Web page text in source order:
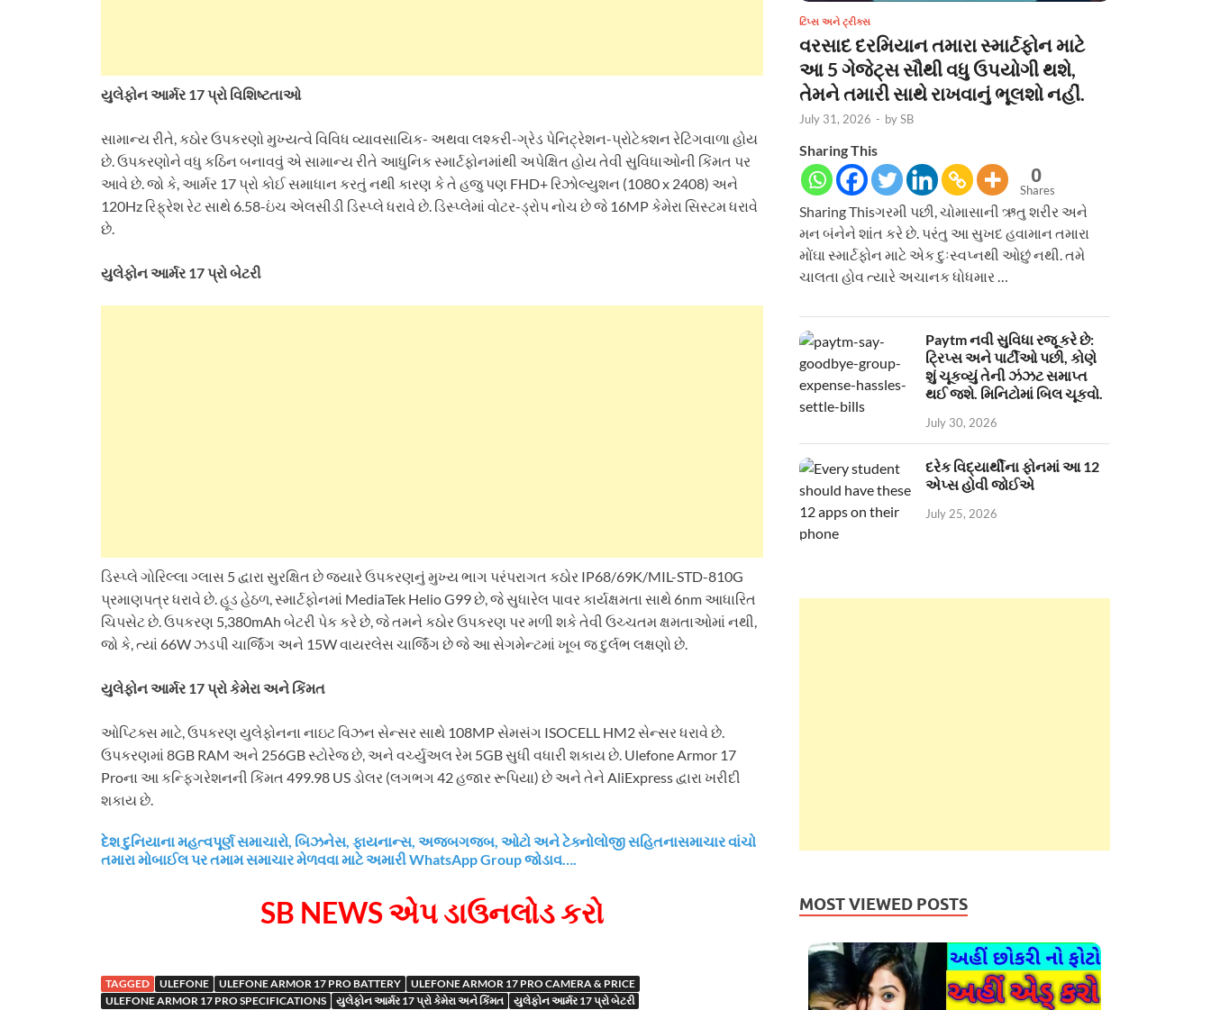
યુલેફોન આર્મર 17 પ્રો વિશિષ્ટતાઓ
સામાન્ય રીતે, કઠોર ઉપકરણો મુખ્યત્વે વિવિધ વ્યાવસાયિક- અથવા લશ્કરી-ગ્રેડ પેનિટ્રેશન-પ્રોટેક્શન રેટિંગવાળા હોય
છે. ઉપકરણોને વધુ કઠિન બનાવવું એ સામાન્ય રીતે આધુનિક સ્માર્ટફોનમાંથી અપેક્ષિત હોય તેવી સુવિધાઓની કિંમત પર
આવે છે. જો કે, આર્મર 17 પ્રો કોઈ સમાધાન કરતું નથી કારણ કે તે હજુ પણ FHD+ રિઝોલ્યુશન (1080 x 2408) અને
120Hz રિફ્રેશ રેટ સાથે 6.58-ઇંચ એલસીડી ડિસ્પ્લે ધરાવે છે. ડિસ્પ્લેમાં વોટર-ડ્રોપ નોચ છે જે 16MP કેમેરા સિસ્ટમ ધરાવે
છે.
યુલેફોન આર્મર 17 પ્રો બેટરી
ડિસ્પ્લે ગોરિલ્લા ગ્લાસ 5 દ્વારા સુરક્ષિત છે જ્યારે ઉપકરણનું મુખ્ય ભાગ પરંપરાગત કઠોર IP68/69K/MIL-STD-810G
પ્રમાણપત્ર ધરાવે છે. હૂડ હેઠળ, સ્માર્ટફોનમાં MediaTek Helio G99 છે, જે સુધારેલ પાવર કાર્યક્ષમતા સાથે 6nm આધારિત
ચિપસેટ છે. ઉપકરણ 5,380mAh બેટરી પેક કરે છે, જે તમને કઠોર ઉપકરણ પર મળી શકે તેવી ઉચ્ચતમ ક્ષમતાઓમાં નથી,
જો કે, ત્યાં 66W ઝડપી ચાર્જિંગ અને 15W વાયરલેસ ચાર્જિંગ છે જે આ સેગમેન્ટમાં ખૂબ જ દુર્લભ લક્ષણો છે.
યુલેફોન આર્મર 17 પ્રો કેમેરા અને કિંમત
ઓપ્ટિક્સ માટે, ઉપકરણ યુલેફોનના નાઇટ વિઝન સેન્સર સાથે 108MP સેમસંગ ISOCELL HM2 સેન્સર ધરાવે છે.
ઉપકરણમાં 8GB RAM અને 256GB સ્ટોરેજ છે, અને વર્ચ્યુઅલ રેમ 5GB સુધી વધારી શકાય છે. Ulefone Armor 17
Proના આ કન્ફિગરેશનની કિંમત 499.98 US ડોલર (લગભગ 42 હજાર રૂપિયા) છે અને તેને AliExpress દ્વારા ખરીદી
શકાય છે.
દેશ દુનિયાના મહત્વપૂર્ણ સમાચારો, બિઝનેસ, ફાયનાન્સ, અજબગજબ, ઓટો અને ટેક્નોલોજી સહિતનાસમાચાર વાંચો
તમારા મોબાઈલ પર તમામ સમાચાર મેળવવા માટે અમારી WhatsApp Group જોડાવ….
SB NEWS એપ ડાઉનલોડ કરો
TAGGED ULEFONE ULEFONE ARMOR 17 PRO BATTERY
ULEFONE ARMOR 17 PRO CAMERA & PRICE
ULEFONE ARMOR 17 PRO SPECIFICATIONS
યુલેફોન આર્મર 17 પ્રો કેમેરા અને કિંમત
યુલેફોન આર્મર 17 પ્રો બેટરી
ટિપ્સ અને ટ્રીક્સ
વરસાદ દરમિયાન તમારા સ્માર્ટફોન માટે
આ 5 ગેજેટ્સ સૌથી વધુ ઉપયોગી થશે,
તેમને તમારી સાથે રાખવાનું ભૂલશો નહીં.
July 31, 2026 - bySB
Sharing This
0
Shares
Sharing Thisગરમી પછી, ચોમાસાની ઋતુ શરીર અને
મન બંનેને શાંત કરે છે. પરંતુ આ સુખદ હવામાન તમારા
મોંઘા સ્માર્ટફોન માટે એક દુઃસ્વપ્નથી ઓછું નથી. તમે
ચાલતા હોવ ત્યારે અચાનક ધોધમાર …
Paytm નવી સુવિધા રજૂ કરે છે:
ટ્રિપ્સ અને પાર્ટીઓ પછી, કોણે
શું ચૂકવ્યું તેની ઝંઝટ સમાપ્ત
થઈ જશે. મિનિટોમાં બિલ ચૂકવો.
July 30, 2026
દરેક વિદ્યાર્થીના ફોનમાં આ 12
એપ્સ હોવી જોઈએ
July 25, 2026
MOST VIEWED POSTS